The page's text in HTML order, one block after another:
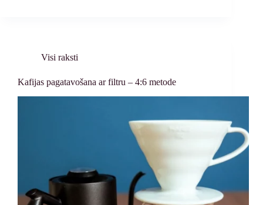
Visi raksti
Kafijas pagatavošana ar filtru – 4:6 metode